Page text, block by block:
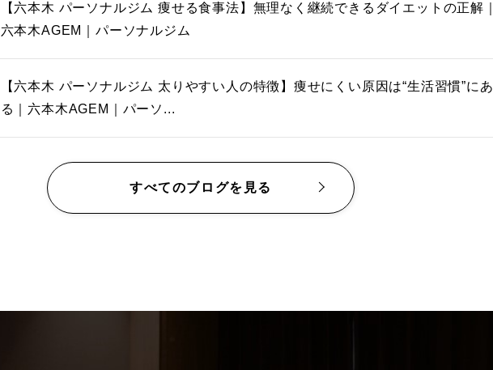
【六本木 パーソナルジム 痩せる食事法】無理なく継続できるダイエットの正解｜
六本木AGEM｜パーソナルジム
【六本木 パーソナルジム 太りやすい人の特徴】痩せにくい原因は“生活習慣”にあ
る｜六本木AGEM｜パーソ...
すべてのブログを見る